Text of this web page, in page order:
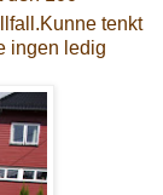
.Kunne tenkt
ingen ledig